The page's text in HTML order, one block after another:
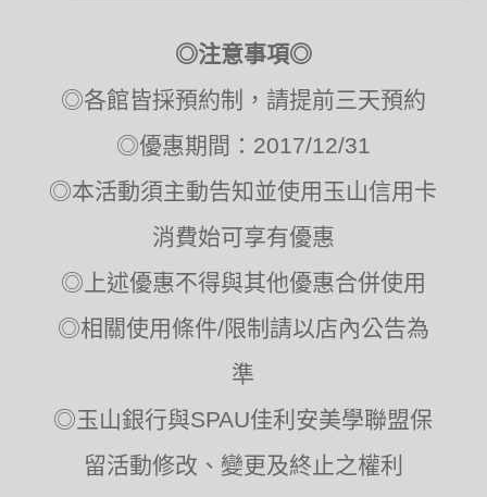
◎注意事項◎
◎各館皆採預約制，請提前三天預約
◎優惠期間：2017/12/31
◎本活動須主動告知並使用玉山信用卡
消費始可享有優惠
◎上述優惠不得與其他優惠合併使用
◎相關使用條件/限制請以店內公告為
準
◎玉山銀行與SPAU佳利安美學聯盟保
留活動修改、變更及終止之權利